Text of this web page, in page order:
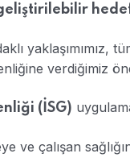
yaklaşımımız,
verdiğimiz
(İSG)
ve çalışan